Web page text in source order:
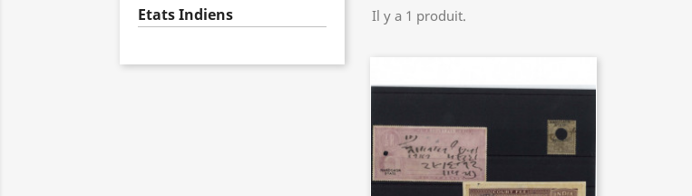
Etats Indiens Il y a 1 produit.